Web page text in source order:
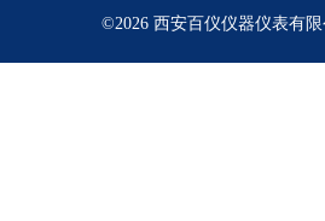
©2026 西安百仪仪器仪表有